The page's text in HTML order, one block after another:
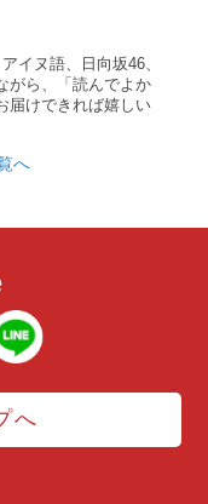
イヌ語、日向坂46、
がら、「読んでよか
届けできれば嬉しい
へ
へ